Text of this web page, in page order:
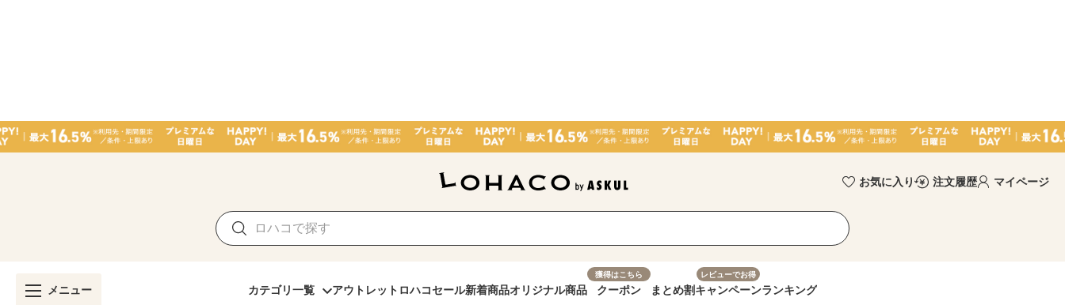
お気に入り 注文履歴 マイページ
メニュー カテゴリ一覧 アウトレット ロハコセール新着商品オリジナル商品
獲得はこちら
クーポン まとめ割
レビューでお得
キャンペーンランキング